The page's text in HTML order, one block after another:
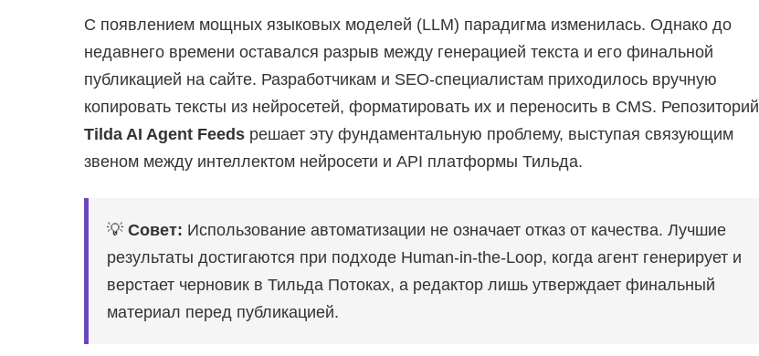
С появлением мощных языковых моделей (LLM) парадигма изменилась. Однако до
недавнего времени оставался разрыв между генерацией текста и его финальной
публикацией на сайте. Разработчикам и SEO-специалистам приходилось вручную
копировать тексты из нейросетей, форматировать их и переносить в CMS. Репозиторий
Tilda AI Agent Feeds решает эту фундаментальную проблему, выступая связующим
звеном между интеллектом нейросети и API платформы Тильда.
💡 Совет: Использование автоматизации не означает отказ от качества. Лучшие
результаты достигаются при подходе Human-in-the-Loop, когда агент генерирует и
верстает черновик в Тильда Потоках, а редактор лишь утверждает финальный
материал перед публикацией.